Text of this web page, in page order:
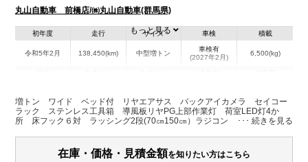
丸山自動車 前橋店/㈱丸山自動車(群馬県)
初年度
令和5年2月
走行
138,450(km)
サイズ
中型増トン
車検
車検有
(2027年2月)
積載
6,500(kg)
群馬県
W:2,380
H:2,390
W:2,490
H:3,540
無
パワステ パワーウィンドウ ABS エアバッグ
電動格納ミラー
もっと見る
増トン ワイド ベッド付 リヤエアサス バックアイカメラ セイコー
ラック ステンレス工具箱 導風板リヤPG上部作業灯 荷室LED灯4か
所 床フック６対 ラッシング2段(70㎝150㎝）ラジコン カートストッ
1590㎜ 有効長1330㎜ プレート幅2400㎜ 有効幅2270㎜ 坂道発進補
助 車線逸脱警報 衝突被害軽減ブレーキ
在庫・価格・見積金額を知りたい方はこちら